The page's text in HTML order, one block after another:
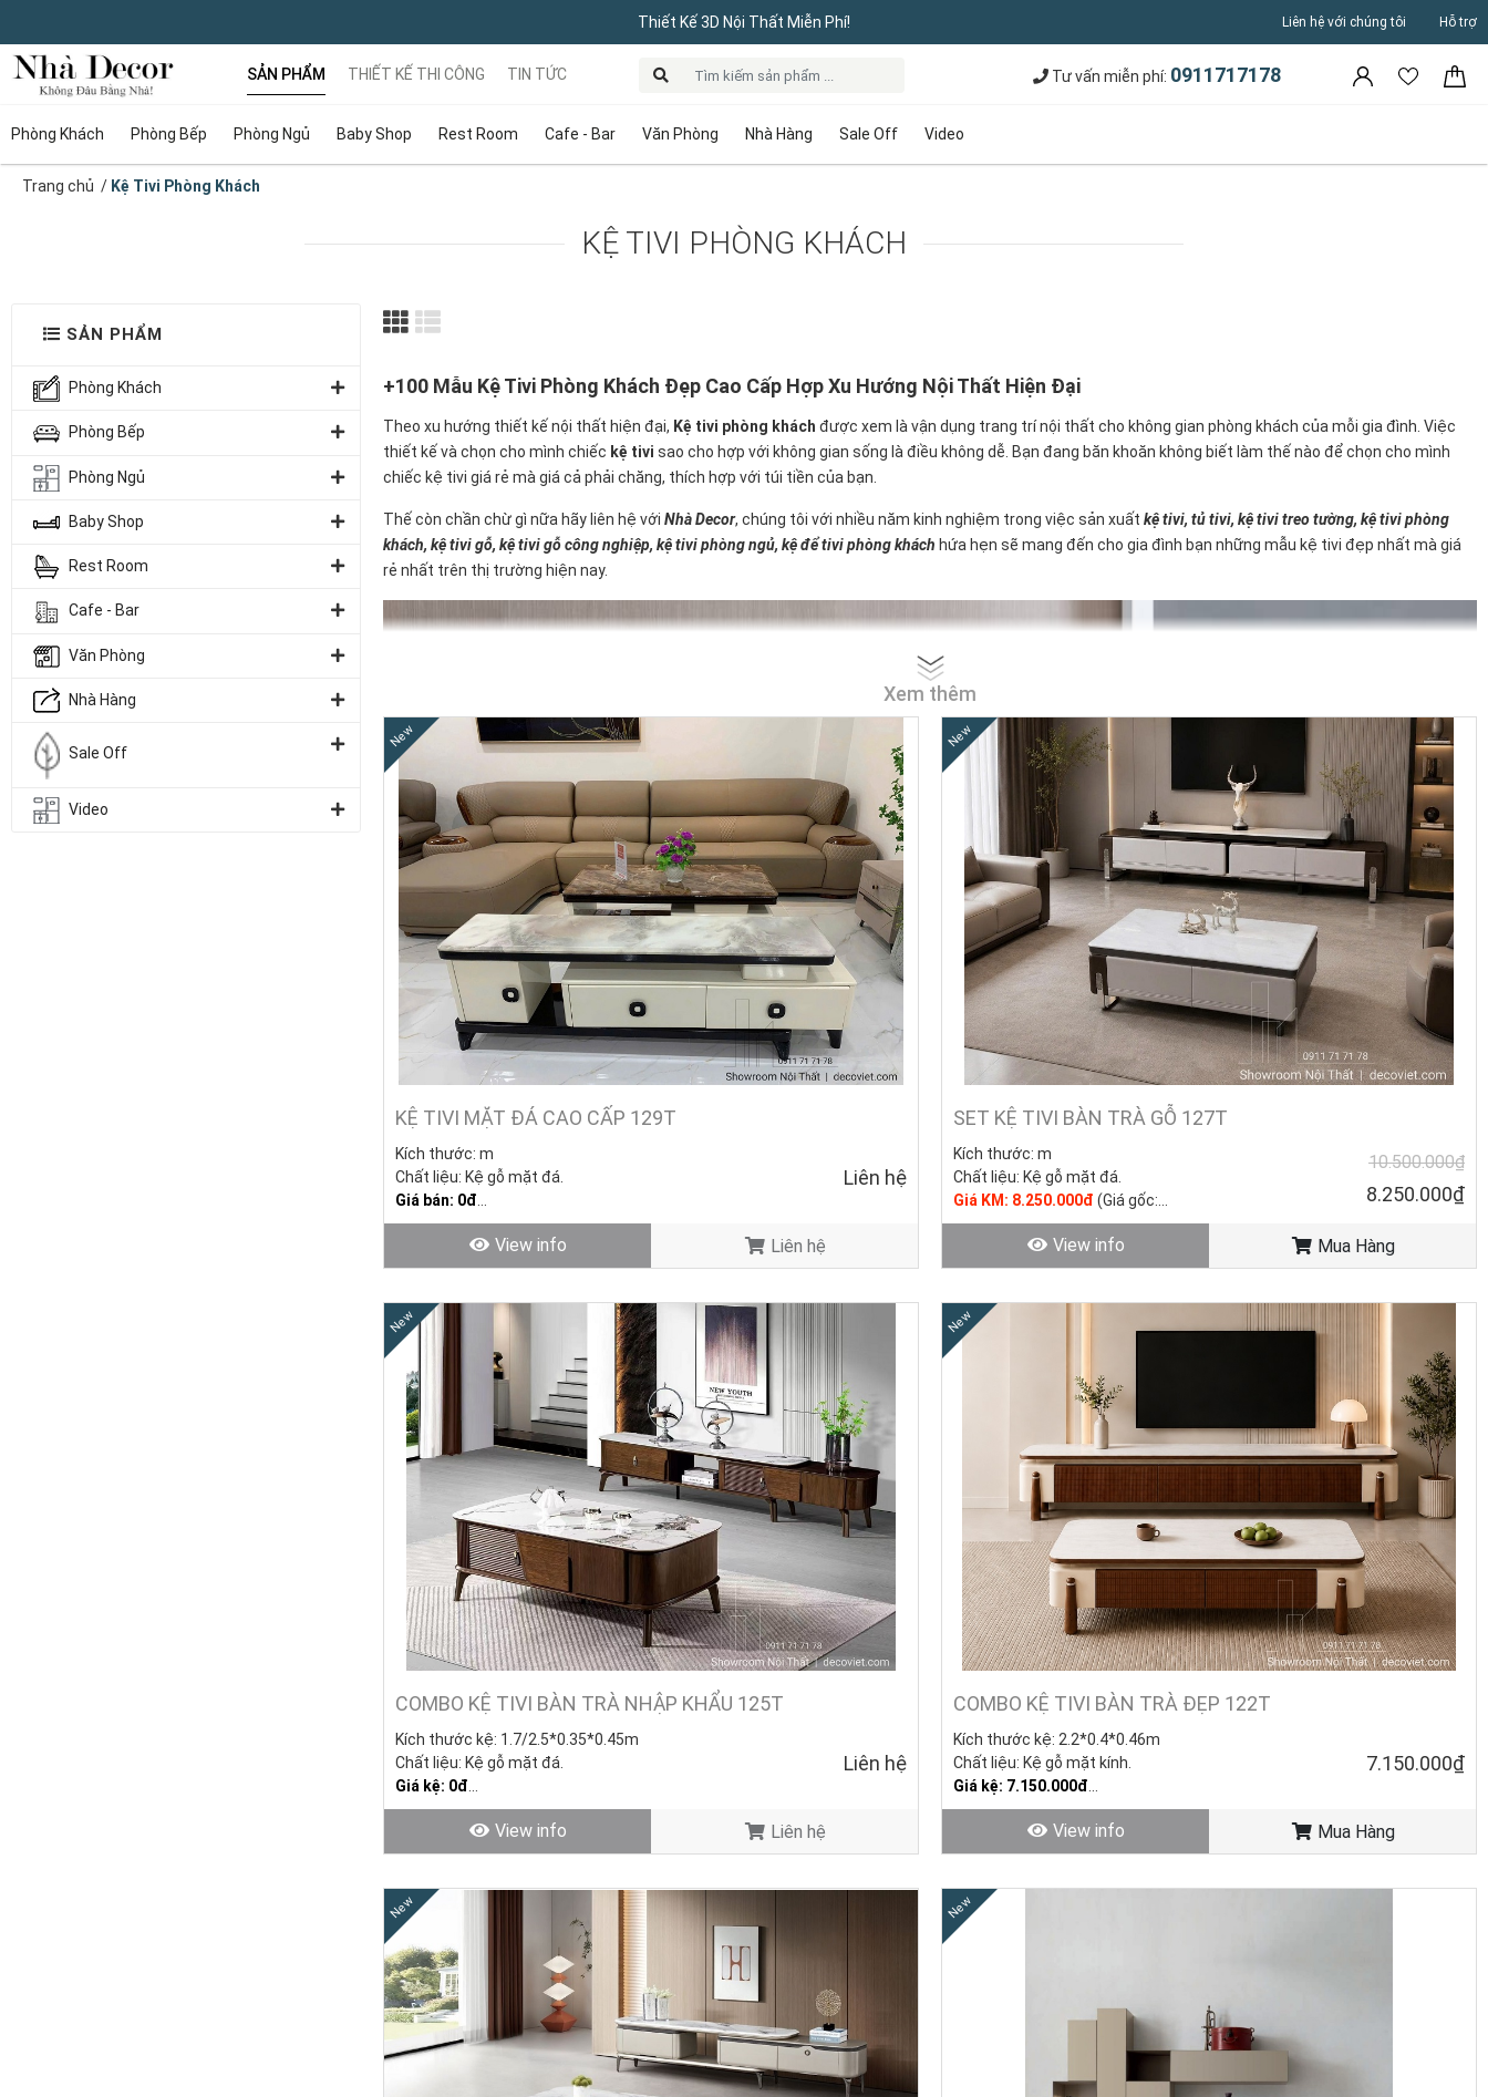
Thiết Kế 3D Nội Thất Miễn Phí! Liên hệ với chúng tôi Hỗ trợ
SẢN PHẨM
Phòng Khách Phòng Bếp Phòng Ngủ Baby Shop Rest Room Cafe - Bar Văn Phòng Nhà Hàng Sale Off Video
THIẾT KẾ THI CÔNG TIN TỨC Tư vấn miễn phí: 0911717178
Trang chủ / Kệ Tivi Phòng Khách
KỆ TIVI PHÒNG KHÁCH
SẢN PHẨM
Phòng Khách
Phòng Bếp
Phòng Ngủ
Baby Shop
Rest Room
Cafe - Bar
Văn Phòng
Nhà Hàng
Sale Off
Video
+100 Mẫu Kệ Tivi Phòng Khách Đẹp Cao Cấp Hợp Xu Hướng Nội Thất Hiện Đại
Theo xu hướng thiết kế nội thất hiện đại, Kệ tivi phòng khách được xem là vận dụng trang trí nội thất cho không gian phòng khách của mỗi gia đình. Việc
thiết kế và chọn cho mình chiếc kệ tivi sao cho hợp với không gian sống là điều không dễ. Bạn đang băn khoăn không biết làm thế nào để chọn cho mình
chiếc kệ tivi giá rẻ mà giá cả phải chăng, thích hợp với túi tiền của bạn.
Thế còn chần chừ gì nữa hãy liên hệ với Nhà Decor, chúng tôi với nhiều năm kinh nghiệm trong việc sản xuất kệ tivi, tủ tivi, kệ tivi treo tường, kệ tivi phòng
khách, kệ tivi gỗ, kệ tivi gỗ công nghiệp, kệ tivi phòng ngủ, kệ để tivi phòng khách hứa hẹn sẽ mang đến cho gia đình bạn những mẫu kệ tivi đẹp nhất mà giá
rẻ nhất trên thị trường hiện nay.
Xem thêm
New
KỆ TIVI MẶT ĐÁ CAO CẤP 129T
Kích thước: m
Chất liệu: Kệ gỗ mặt đá.
Giá bán: 0đ
Tình trạng: Hàng mới - Còn hàng.
Liên hệ
View info Liên hệ
New
SET KỆ TIVI BÀN TRÀ GỖ 127T
Kích thước: m
Chất liệu: Kệ gỗ mặt đá.
Giá KM: 8.250.000đ (Giá gốc:
10.500.000đ)
Tình trạng: Hàng mới - Còn hàng.
10.500.000₫
8.250.000₫
View info Mua Hàng
New
COMBO KỆ TIVI BÀN TRÀ NHẬP KHẨU 125T
Kích thước kệ: 1.7/2.5*0.35*0.45m
Chất liệu: Kệ gỗ mặt đá.
Giá kệ: 0đ
Bàn sofa (KT: 1.3*0.7*0.45m) –Giá 0đ
Tình trạng: Hàng mới - Còn hàng.
Liên hệ
View info Liên hệ
New
COMBO KỆ TIVI BÀN TRÀ ĐẸP 122T
Kích thước kệ: 2.2*0.4*0.46m
Chất liệu: Kệ gỗ mặt kính.
Giá kệ: 7.150.000đ
Bàn sofa (KT: 1.3*0.7*0.46m) –Giá
7.150.000đ
Tình trạng: Hàng mới - Còn hàng.
7.150.000₫
View info Mua Hàng
New New